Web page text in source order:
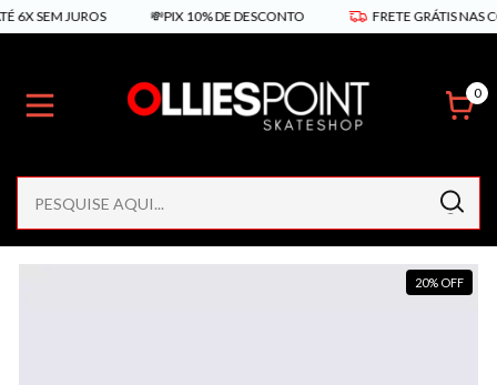
SEM JUROS 💸PIX 10% DE DESCONTO FRETE GRÁTIS NAS
0
20% OFF